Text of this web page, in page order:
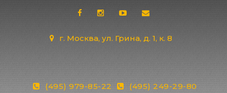
г. Москва, ул. Грина, д. 1, к. 8
(495) 979-85-22 (495) 249-29-80